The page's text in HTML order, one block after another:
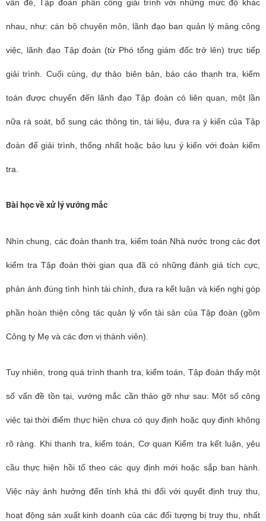
vấn đề, Tập đoàn phân công giải trình với những mức độ khác
nhau, như: cán bộ chuyên môn, lãnh đạo ban quản lý mảng công
việc, lãnh đạo Tập đoàn (từ Phó tổng giám đốc trở lên) trực tiếp
giải trình. Cuối cùng, dự thảo biên bản, báo cáo thanh tra, kiểm
toán được chuyển đến lãnh đạo Tập đoàn có liên quan, một lần
nữa rà soát, bổ sung các thông tin, tài liệu, đưa ra ý kiến của Tập
đoàn để giải trình, thống nhất hoặc bảo lưu ý kiến với đoàn kiểm
tra.
Bài học về xử lý vướng mắc
Nhìn chung, các đoàn thanh tra, kiểm toán Nhà nước trong các đợt
kiểm tra Tập đoàn thời gian qua đã có những đánh giá tích cực,
phản ánh đúng tình hình tài chính, đưa ra kết luận và kiến nghị góp
phần hoàn thiện công tác quản lý vốn tài sản của Tập đoàn (gồm
Công ty Mẹ và các đơn vị thành viên).
Tuy nhiên, trong quá trình thanh tra, kiểm toán, Tập đoàn thấy một
số vấn đề tồn tại, vướng mắc cần tháo gỡ như sau: Một số công
việc tại thời điểm thực hiện chưa có quy định hoặc quy định không
rõ ràng. Khi thanh tra, kiểm toán, Cơ quan Kiểm tra kết luận, yêu
cầu thực hiện hồi tố theo các quy định mới hoặc sắp ban hành.
Việc này ảnh hưởng đến tính khả thi đối với quyết định truy thu,
hoạt động sản xuất kinh doanh của các đối tượng bị truy thu, nhất